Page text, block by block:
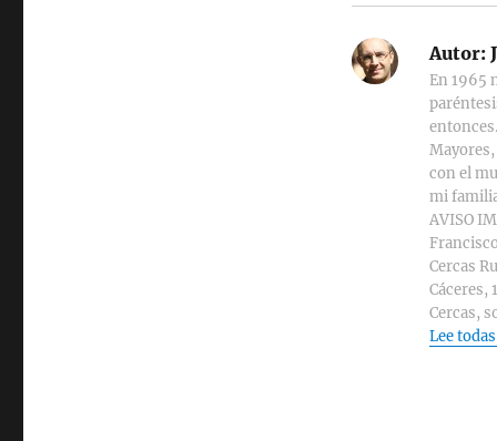
Autor:
En 1965
con el
mi
AVISO
Cercas
Cáceres,
Cercas,
Lee